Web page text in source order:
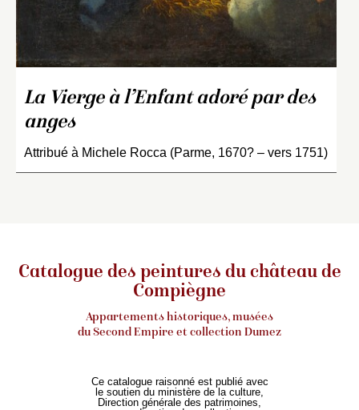
La Vierge à l’Enfant adoré par des
anges
Attribué à Michele Rocca (Parme, 1670? – vers 1751)
Catalogue des peintures du château de
Compiègne
Appartements historiques, musées
du Second Empire et collection Dumez
Ce catalogue raisonné est publié avec
le soutien du ministère de la culture,
Direction générale des patrimoines,